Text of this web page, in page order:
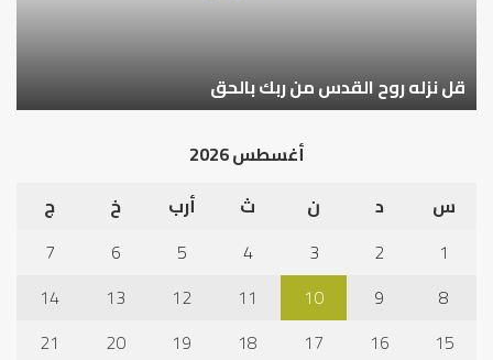
بالحق
قل نزله روح القدس من ربك بالحق
أغسطس 2026
س
د ن ث أرب خ
ج
1
2
3
4
5
6
7
8
9
10
11
12
13
14
15
16
17
18
19
20
21